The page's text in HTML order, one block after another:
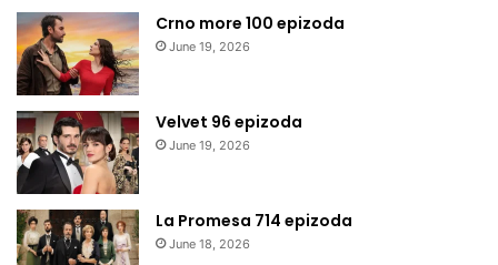
Crno more 100 epizoda
June 19, 2026
Velvet 96 epizoda
June 19, 2026
La Promesa 714 epizoda
June 18, 2026